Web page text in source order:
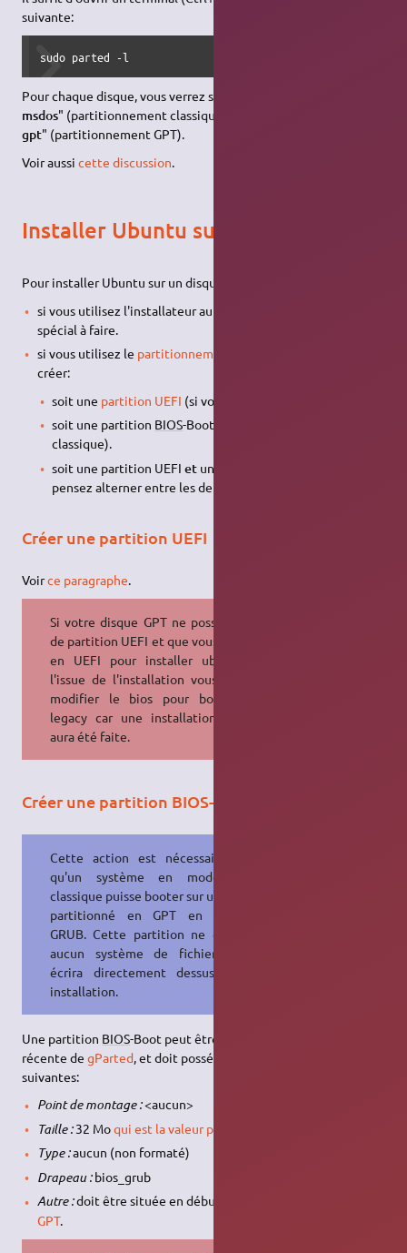
suivante:
sudo parted -l
Pour chaque disque, vous verrez soit "Table de partitions :
msdos" (partitionnement classique) ou "Table de partitions :
gpt" (partitionnement GPT).
Voir aussicette discussion.
Installer Ubuntu sur un disque GPT
Pour installer Ubuntu sur un disque dur partitionné en GPT:
si vous utilisez l'installateur automatique, il n'y a rien de
spécial à faire.
si vous utilisez le partitionnement manuel
créer:
soit une partition UEFI (si votre
soit une partition BIOS-Boot (si votre
classique).
soit une partition UEFIet une partition Bios-boot si vous
pensez alterner entre les deux modes.
Créer une partition UEFI
Voirce paragraphe.
Si votre disque GPT ne possède pas
de partition UEFI et que vous bootez
en UEFI pour installer ubuntu, à
l'issue de l'installation vous devrez
modifier le bios pour booter en
legacy car une installation legacy
aura été faite.
Créer une partition BIOS-Boot
Cette action est nécessaire pour
qu'un système en mode
classique puisse booter sur un disque
partitionné en GPT en utilisant
GRUB. Cette partition ne contient
aucun système de fichier, GRUB
écrira directement dessus à son
installation.
Une partition BIOS-Boot peut être créée via une version
récente degParted, et doit posséder les caractéristiques
suivantes:
Point de montage :<aucun>
Taille :32 Moqui est la valeur par défaut
Type :aucun (non formaté)
Drapeau :bios_grub
Autre :doit être située en début
GPT.